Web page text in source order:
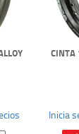
CINTA
Inicia